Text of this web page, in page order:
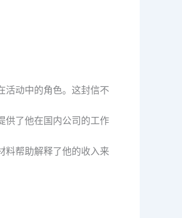
活动中的角色。这封信不
供了他在国内公司的工作
料帮助解释了他的收入来